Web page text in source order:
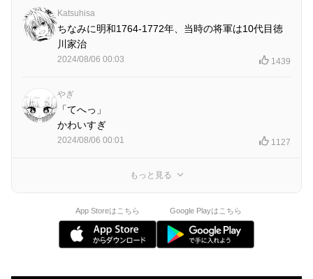
Katsuhisa
ちなみに明和1764-1772年、当時の将軍は10代目徳
川家治
2024/08/06 00:03 1439
やぎ
「てへっ」
かわいすぎ
2024/08/06 00:01 1127
もっと見る
App Storeはこちら Google Playはこちら